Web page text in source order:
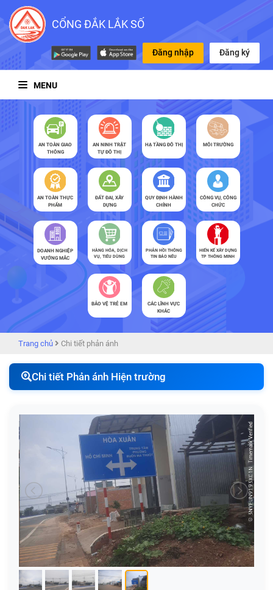
CỔNG ĐẮK LẮK SỐ
Đăng nhập Đăng ký
MENU
AN TOÀN GIAO
THÔNG
AN NINH TRẬT
TỰ ĐÔ THỊ
HẠ TẦNG ĐÔ THỊ MÔI TRƯỜNG
AN TOÀN THỰC
PHẨM
ĐẤT ĐAI, XÂY
DỰNG
QUY ĐỊNH HÀNH
CHÍNH
CÔNG VỤ, CÔNG
CHỨC
DOANH NGHIỆP
VƯỚNG MẮC
HÀNG HÓA, DỊCH
VỤ, TIÊU DÙNG
PHẢN HỒI THÔNG
TIN BÁO NÊU
HIẾN KẾ XÂY DỰNG
TP THÔNG MINH
BẢO VỆ TRẺ EM
CÁC LĨNH VỰC
KHÁC
Trang chủ Chi tiết phản ánh
Chi tiết Phản ánh Hiện trường